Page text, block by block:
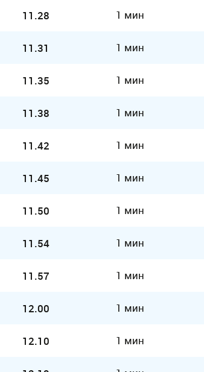
11.28 1 мин
11.31 1 мин
11.35 1 мин
11.38 1 мин
11.42 1 мин
11.45 1 мин
11.50 1 мин
11.54 1 мин
11.57 1 мин
12.00 1 мин
12.10 1 мин